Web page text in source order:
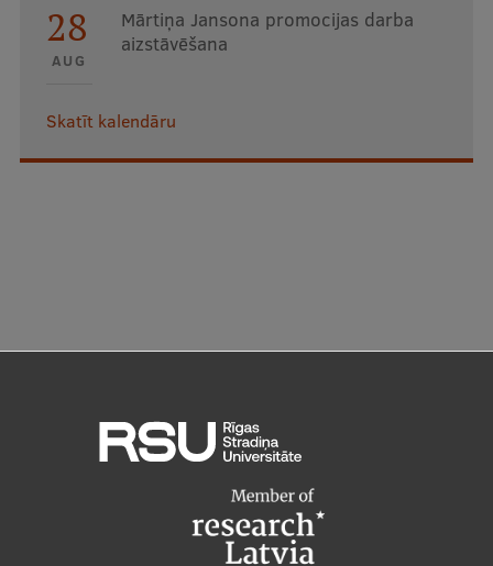
28
AUG
Mārtiņa Jansona promocijas darba
aizstāvēšana
Skatīt kalendāru